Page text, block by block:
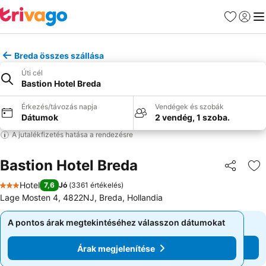
Kedvencek
Breda összes szállása
Úti cél
Bastion Hotel Breda
Érkezés/távozás napja
Dátumok
Vendégek és szobák
2 vendég, 1 szoba.
A jutalékfizetés hatása a rendezésre
Bastion Hotel Breda
3 Kategória
Hotel 7,6 Jó (3361 értékelés)
Lage Mosten 4, 4822NJ, Breda, Hollandia
A pontos árak megtekintéséhez válasszon dátumokat
Árak megjelenítése
A pontos árak megtekintéséhez válasszon dátumokat
Árak megjelenítése